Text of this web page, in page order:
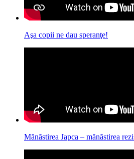
Aşa copii ne dau speranţe!
Mănăstirea Japca – mănăstirea